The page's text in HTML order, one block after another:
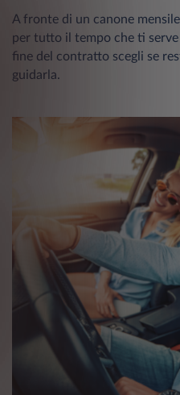
A fronte di un canone
per tutto il tempo che ti
fine del contratto scegli se
guidarla.